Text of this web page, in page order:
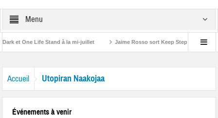
Menu
et One Life Stand à la mi-juillet Jaime Rosso sort Keep Stepping, son
Accueil Utopiran Naakojaa
Événements à venir